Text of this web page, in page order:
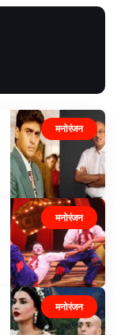
मनोरंजन
मनोरंजन
मनोरंजन